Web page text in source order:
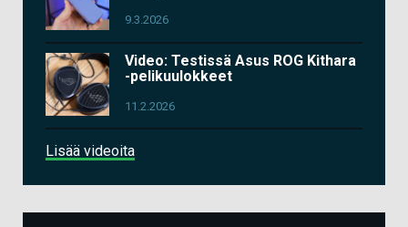
9.3.2026
Video: Testissä Asus ROG Kithara
-pelikuulokkeet
11.2.2026
Lisää videoita